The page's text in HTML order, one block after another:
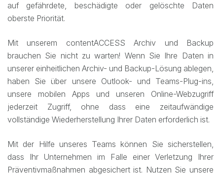
auf gefährdete, beschädigte oder gelöschte Daten
oberste Priorität.
Mit unserem contentACCESS Archiv und Backup
brauchen Sie nicht zu warten! Wenn Sie Ihre Daten in
unserer einheitlichen Archiv- und Backup-Lösung ablegen,
haben Sie über unsere Outlook- und Teams-Plug-ins,
unsere mobilen Apps und unseren Online-Webzugriff
jederzeit Zugriff, ohne dass eine zeitaufwändige
vollständige Wiederherstellung Ihrer Daten erforderlich ist.
Mit der Hilfe unseres Teams können Sie sicherstellen,
dass Ihr Unternehmen im Falle einer Verletzung Ihrer
Präventivmaßnahmen abgesichert ist. Nutzen Sie unsere